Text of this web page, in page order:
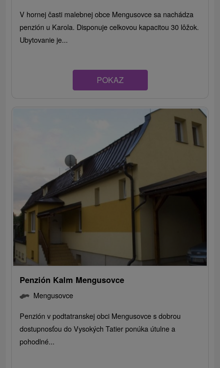
V hornej časti malebnej obce Mengusovce sa nachádza
penzión u Karola. Disponuje celkovou kapacitou 30 lôžok.
Ubytovanie je...
POKAZ
Penzión Kalm Mengusovce
Mengusovce
Penzión v podtatranskej obci Mengusovce s dobrou
dostupnosťou do Vysokých Tatier ponúka útulne a
pohodlné...